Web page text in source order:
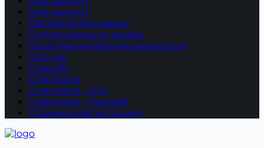
Мой аккаунт
Оформление заказа
Подтверждение заказа
Политика конфиденциальности
Про нас
Спасибо
Співпраця
Співпраця – Опт
Співпраця – Роздріб
Страница регистрации